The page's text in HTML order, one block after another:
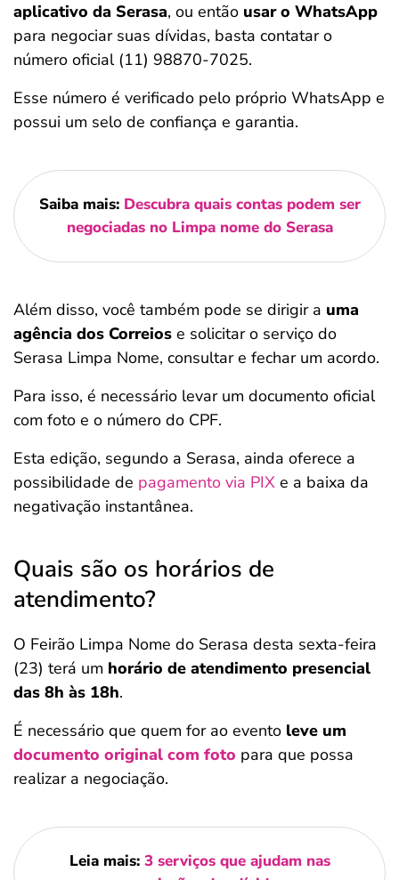
aplicativo da Serasa, ou então usar o WhatsApp
para negociar suas dívidas, basta contatar o
número oficial (11) 98870-7025.
Esse número é verificado pelo próprio WhatsApp e
possui um selo de confiança e garantia.
Saiba mais: Descubra quais contas podem ser
negociadas no Limpa nome do Serasa
Além disso, você também pode se dirigir a uma
agência dos Correios e solicitar o serviço do
Serasa Limpa Nome, consultar e fechar um acordo.
Para isso, é necessário levar um documento oficial
com foto e o número do CPF.
Esta edição, segundo a Serasa, ainda oferece a
possibilidade de pagamento via PIX e a baixa da
negativação instantânea.
Quais são os horários de
atendimento?
O Feirão Limpa Nome do Serasa desta sexta-feira
(23) terá um horário de atendimento presencial
das 8h às 18h.
É necessário que quem for ao evento leve um
documento original com foto para que possa
realizar a negociação.
Leia mais: 3 serviços que ajudam nas